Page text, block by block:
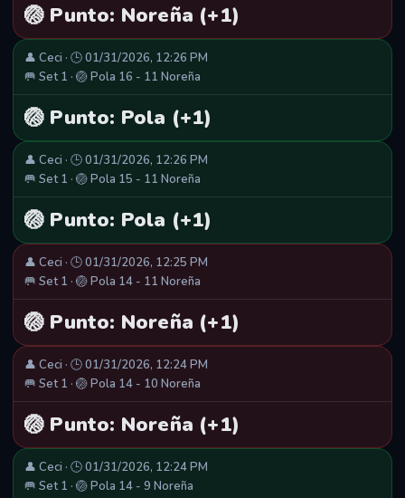
🏐 Punto: Noreña (+1)
👤 Ceci · 🕒 01/31/2026, 12:26 PM
🥅 Set 1 · 🏐 Pola 16 - 11 Noreña
🏐 Punto: Pola (+1)
👤 Ceci · 🕒 01/31/2026, 12:26 PM
🥅 Set 1 · 🏐 Pola 15 - 11 Noreña
🏐 Punto: Pola (+1)
👤 Ceci · 🕒 01/31/2026, 12:25 PM
🥅 Set 1 · 🏐 Pola 14 - 11 Noreña
🏐 Punto: Noreña (+1)
👤 Ceci · 🕒 01/31/2026, 12:24 PM
🥅 Set 1 · 🏐 Pola 14 - 10 Noreña
🏐 Punto: Noreña (+1)
👤 Ceci · 🕒 01/31/2026, 12:24 PM
🥅 Set 1 · 🏐 Pola 14 - 9 Noreña